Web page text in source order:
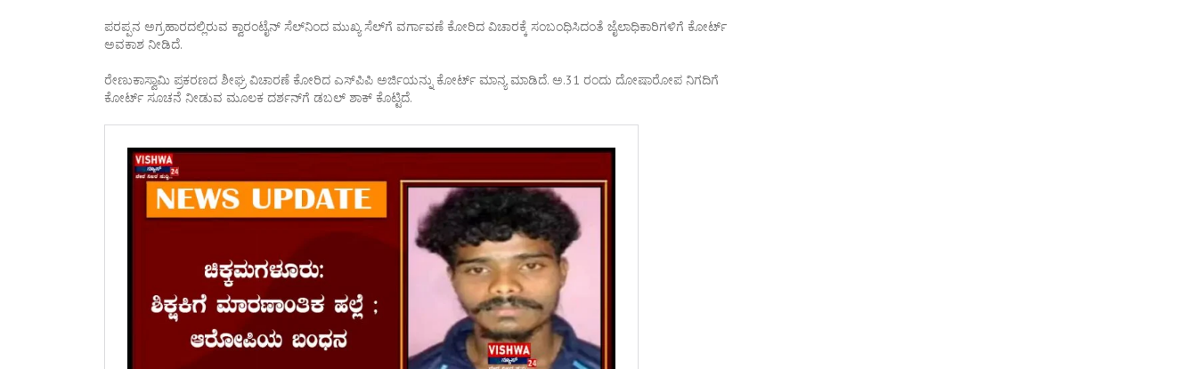
ಪರಪ್ಪನ ಅಗ್ರಹಾರದಲ್ಲಿರುವ ಕ್ವಾರಂಟೈನ್ ಸೆಲ್‌ನಿಂದ ಮುಖ್ಯ ಸೆಲ್‌ಗೆ ವರ್ಗಾವಣೆ ಕೋರಿದ ವಿಚಾರಕ್ಕೆ ಸಂಬಂಧಿಸಿದಂತೆ ಜೈಲಾಧಿಕಾರಿಗಳಿಗೆ ಕೋರ್ಟ್‌
ಅವಕಾಶ ನೀಡಿದೆ.
ರೇಣುಕಾಸ್ವಾಮಿ ಪ್ರಕರಣದ ಶೀಘ್ರ ವಿಚಾರಣೆ ಕೋರಿದ ಎಸ್‌ಪಿಪಿ ಅರ್ಜಿಯನ್ನು ಕೋರ್ಟ್‌ ಮಾನ್ಯ ಮಾಡಿದೆ. ಅ.31 ರಂದು ದೋಷಾರೋಪ ನಿಗದಿಗೆ
ಕೋರ್ಟ್ ಸೂಚನೆ ನೀಡುವ ಮೂಲಕ ದರ್ಶನ್‌ಗೆ ಡಬಲ್‌ ಶಾಕ್‌ ಕೊಟ್ಟಿದೆ.